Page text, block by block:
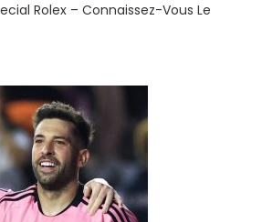
Rolex – Connaissez-Vous Le